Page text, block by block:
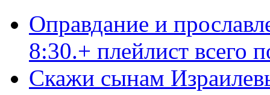
Оправдание и
8:30.+ плейлист
Скажи сынам